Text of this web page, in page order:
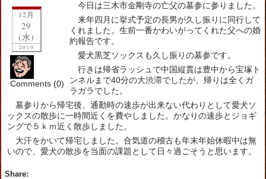
12月
29
(水)
2010
Comments (0)
今日は三木市金剛寺の亡父の墓参に参りました。
来年四月に挙式予定の長男が久し振りに同行して
くれました。生前一番かわいがってくれた父への婚
約報告です。
愛犬黒芝ソックスも久し振りの墓参です。
行きは帰省ラッシュで中国縦貫は豊中から宝塚ト
ンネルまで40分の大渋滞でしたが、帰りは全くガ
ラガラでした。
墓参りから帰宅後、通勤時の速歩が出来ない代わりとして愛犬ソ
ックスの散歩に一時間近くを費やしました。かなりの速歩とジョギ
ングで５ｋｍ近く散歩しました。
大汗をかいて帰宅しました。合気道の稽古も年末年始休暇中は無
いので、愛犬の散歩を当面の課題として日々過ごそうと思います。
Share: